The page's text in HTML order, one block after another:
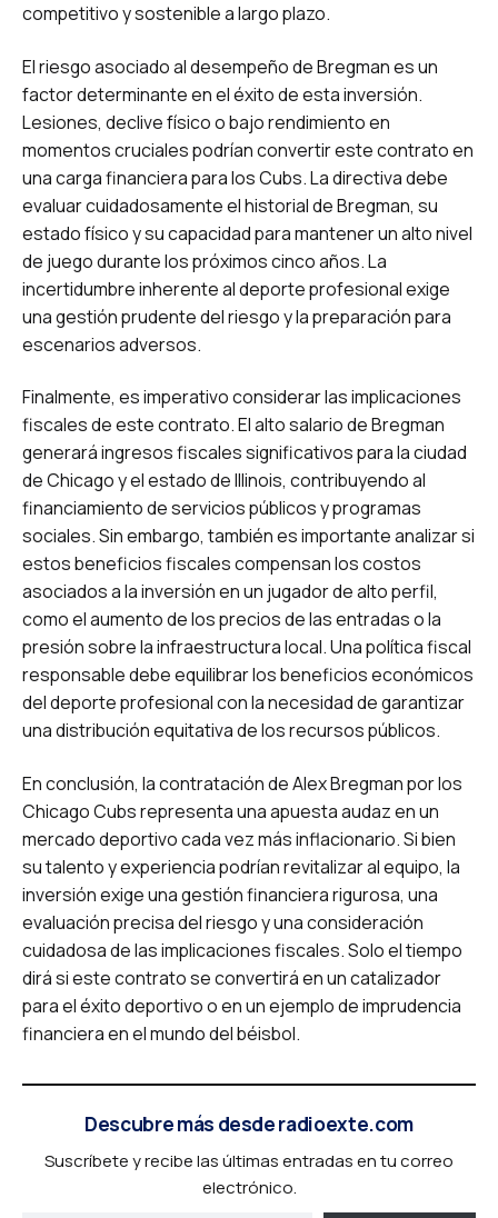
competitivo y sostenible a largo plazo.
El riesgo asociado al desempeño de Bregman es un
factor determinante en el éxito de esta inversión.
Lesiones, declive físico o bajo rendimiento en
momentos cruciales podrían convertir este contrato en
una carga financiera para los Cubs. La directiva debe
evaluar cuidadosamente el historial de Bregman, su
estado físico y su capacidad para mantener un alto nivel
de juego durante los próximos cinco años. La
incertidumbre inherente al deporte profesional exige
una gestión prudente del riesgo y la preparación para
escenarios adversos.
Finalmente, es imperativo considerar las implicaciones
fiscales de este contrato. El alto salario de Bregman
generará ingresos fiscales significativos para la ciudad
de Chicago y el estado de Illinois, contribuyendo al
financiamiento de servicios públicos y programas
sociales. Sin embargo, también es importante analizar si
estos beneficios fiscales compensan los costos
asociados a la inversión en un jugador de alto perfil,
como el aumento de los precios de las entradas o la
presión sobre la infraestructura local. Una política fiscal
responsable debe equilibrar los beneficios económicos
del deporte profesional con la necesidad de garantizar
una distribución equitativa de los recursos públicos.
En conclusión, la contratación de Alex Bregman por los
Chicago Cubs representa una apuesta audaz en un
mercado deportivo cada vez más inflacionario. Si bien
su talento y experiencia podrían revitalizar al equipo, la
inversión exige una gestión financiera rigurosa, una
evaluación precisa del riesgo y una consideración
cuidadosa de las implicaciones fiscales. Solo el tiempo
dirá si este contrato se convertirá en un catalizador
para el éxito deportivo o en un ejemplo de imprudencia
financiera en el mundo del béisbol.
Descubre más desde radioexte.com
Suscríbete y recibe las últimas entradas en tu correo
electrónico.